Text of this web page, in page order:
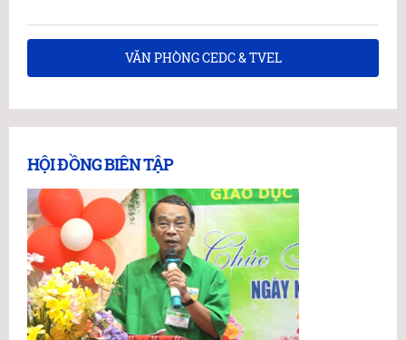
VĂN PHÒNG CEDC & TVEL
HỘI ĐỒNG BIÊN TẬP